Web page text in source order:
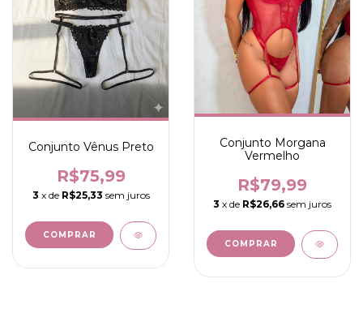
Conjunto Vênus Preto
R$75,99
3 x de R$25,33 sem juros
COMPRAR
Conjunto Morgana
Vermelho
R$79,99
3 x de R$26,66 sem juros
COMPRAR